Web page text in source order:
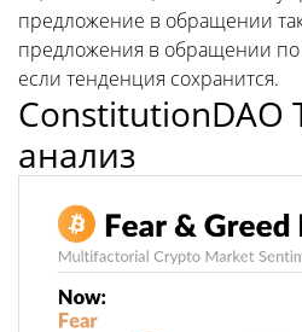
предложение в обращении
предложения в обращении
если тенденция сохранится.
ConstitutionDAO
анализ